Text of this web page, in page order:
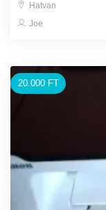
Hatvan
Joe
20.000 FT